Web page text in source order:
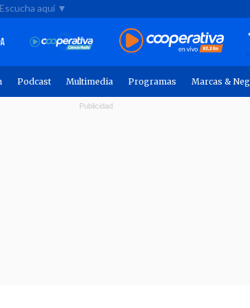
Escucha aquí ▼
Podcast Multimedia Programas Marcas &